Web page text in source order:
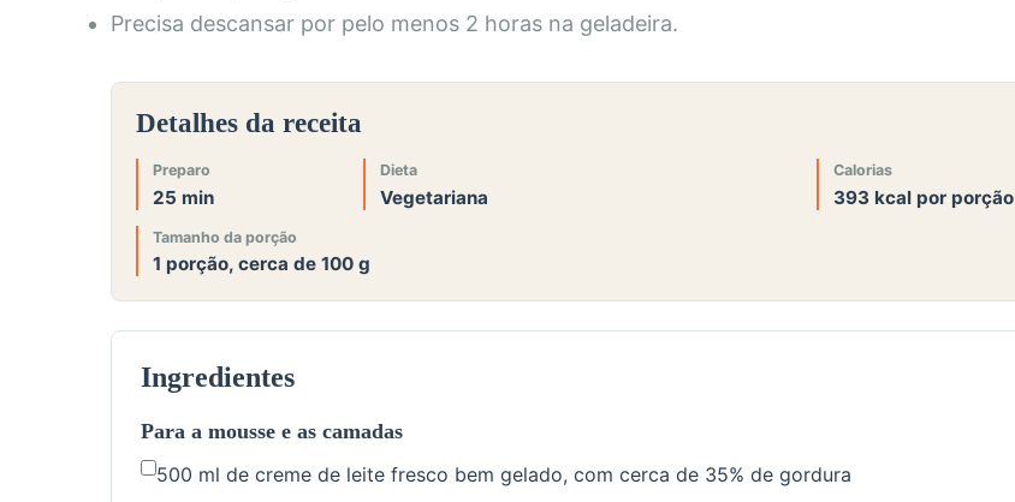
Precisa descansar por pelo menos 2 horas na geladeira.
Detalhes da receita
Preparo
25 min
Dieta
Vegetariana
Calorias
393 kcal por porção
Tamanho da porção
1 porção, cerca de 100 g
Ingredientes
Para a mousse e as camadas
500 ml de creme de leite fresco bem gelado, com cerca de 35% de gordura